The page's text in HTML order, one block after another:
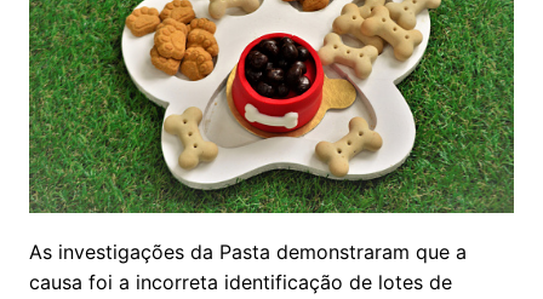
As investigações da Pasta demonstraram que a
causa foi a incorreta identificação de lotes de